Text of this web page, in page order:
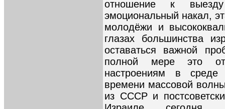
отношение к
эмоциональный накал,
молодёжи и
глазах большинства
оставаться важной
полной мере это
настроениям в среде
времени массовой
из СССР и